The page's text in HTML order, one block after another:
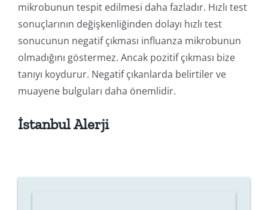
mikrobunun tespit edilmesi daha fazladır. Hızlı test
sonuçlarının değişkenliğinden dolayı hızlı test
sonucunun negatif çıkması influanza mikrobunun
olmadığını göstermez. Ancak pozitif çıkması bize
tanıyı koydurur. Negatif çıkanlarda belirtiler ve
muayene bulguları daha önemlidir.
İstanbul Alerji